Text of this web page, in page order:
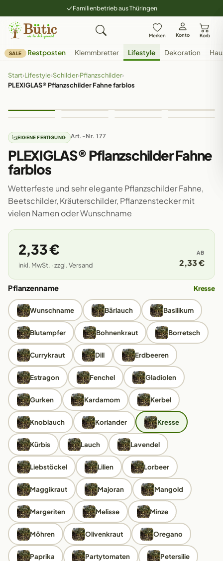
Familienbetrieb aus Thüringen
Merken Konto Korb
SALE Restposten Klemmbretter Lifestyle Dekoration
Start›Lifestyle›Schilder›Pflanzschilder›
PLEXIGLAS® Pflanzschilder Fahne farblos
EIGENE FERTIGUNG Art.-Nr. 177
PLEXIGLAS® Pflanzschilder Fahne
farblos
Wetterfeste und sehr elegante Pflanzschilder Fahne,
Beetschilder, Kräuterschilder, Pflanzenstecker mit
vielen Namen oder Wunschname
2,33 €
inkl. MwSt. · zzgl. Versand
AB
2,33 €
Pflanzenname Kresse
Wunschname Bärlauch Basilikum
Blutampfer Bohnenkraut Borretsch
Currykraut Dill Erdbeeren
Estragon Fenchel Gladiolen
Gurken Kardamom Kerbel
Knoblauch Koriander Kresse
Kürbis Lauch Lavendel
Liebstöckel Lilien Lorbeer
Maggikraut Majoran Mangold
Margeriten Melisse Minze
Möhren Olivenkraut Oregano
Paprika Partytomaten Petersilie